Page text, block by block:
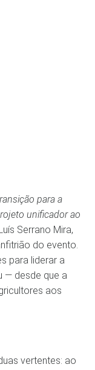
para a
unificador ao
Serrano Mira,
do evento.
para liderar a
— desde que a
aos
vertentes: ao